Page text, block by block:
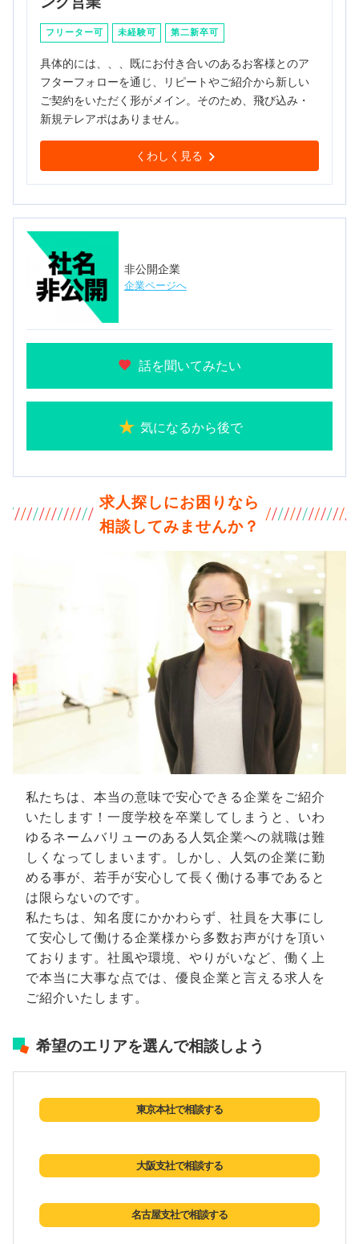
フリーター可 未経験可 第二新卒可
具体的には、、、既にお付き合いのあるお客様とのア
フターフォローを通じ、リピートやご紹介から新しい
ご契約をいただく形がメイン。そのため、飛び込み・
新規テレアポはありません。
くわしく見る
非公開企業
企業ページへ
話を聞いてみたい
気になるから後で
求人探しにお困りなら
相談してみませんか？
私たちは、本当の意味で安心できる企業をご紹介
いたします！一度学校を卒業してしまうと、いわ
ゆるネームバリューのある人気企業への就職は難
しくなってしまいます。しかし、人気の企業に勤
める事が、若手が安心して長く働ける事であると
は限らないのです。
私たちは、知名度にかかわらず、社員を大事にし
て安心して働ける企業様から多数お声がけを頂い
ております。社風や環境、やりがいなど、働く上
で本当に大事な点では、優良企業と言える求人を
ご紹介いたします。
希望のエリアを選んで相談しよう
東京本社で相談する
大阪支社で相談する
名古屋支社で相談する